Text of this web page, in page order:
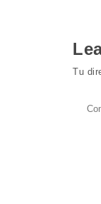
Tu